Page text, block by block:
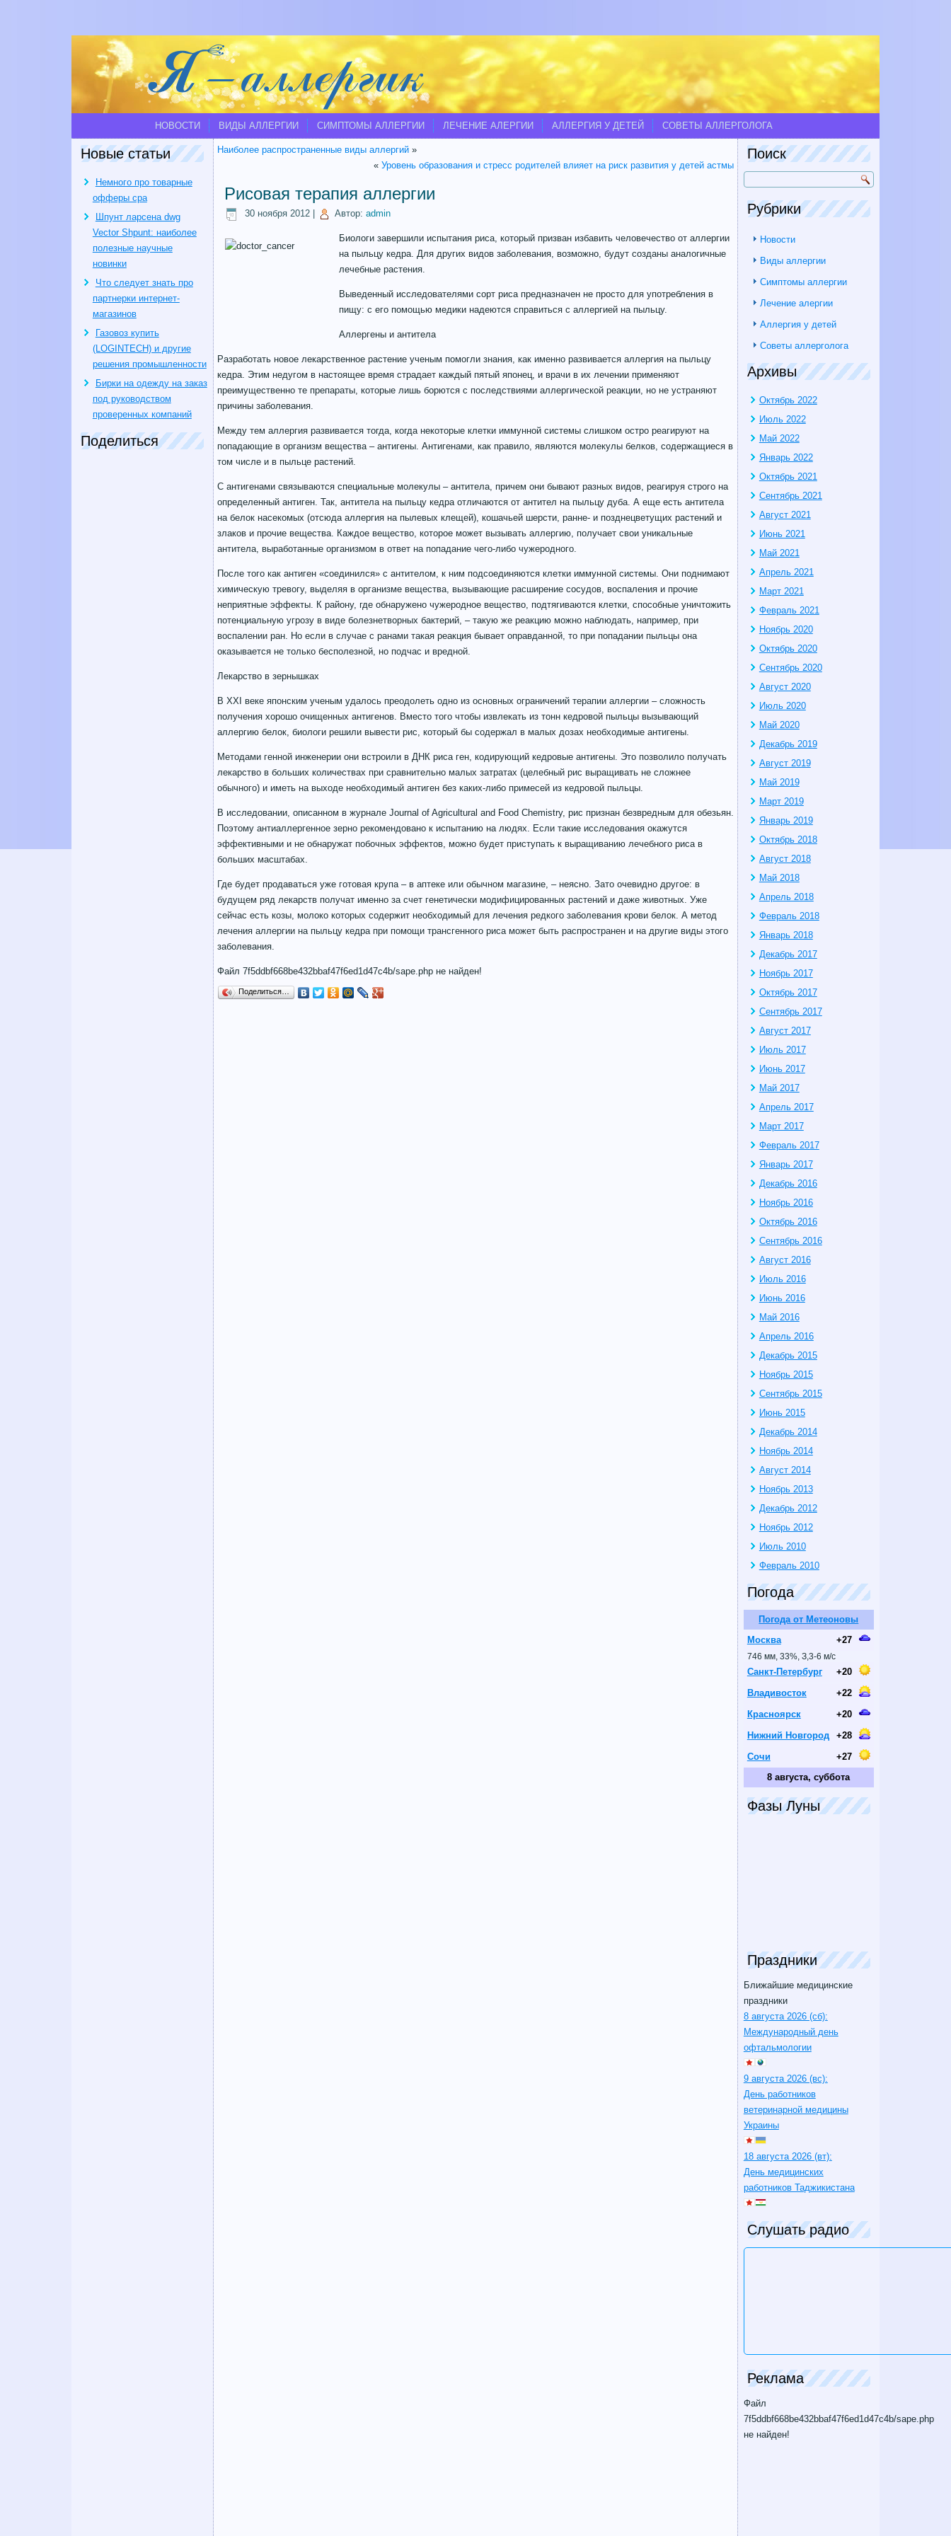
НОВОСТИ ВИДЫ АЛЛЕРГИИ СИМПТОМЫ АЛЛЕРГИИ ЛЕЧЕНИЕ АЛЕРГИИ АЛЛЕРГИЯ У ДЕТЕЙ СОВЕТЫ АЛЛЕРГОЛОГА
Новые статьи
Немного про товарные
офферы cpa
Шпунт ларсена dwg
Vector Shpunt: наиболее
полезные научные
новинки
Что следует знать про
партнерки интернет-
магазинов
Газовоз купить
(LOGINTECH) и другие
решения промышленности
Бирки на одежду на заказ
под руководством
проверенных компаний
Поделиться
Наиболее распространенные виды аллергий»
« Уровень образования и стресс родителей влияет на риск развития у детей астмы
Рисовая терапия аллергии
30 ноября 2012| Автор: admin
Биологи завершили испытания риса, который призван избавить человечество от аллергии
на пыльцу кедра. Для других видов заболевания, возможно, будут созданы аналогичные
лечебные растения.
Выведенный исследователями сорт риса предназначен не просто для употребления в
пищу: с его помощью медики надеются справиться с аллергией на пыльцу.
Аллергены и антитела
Разработать новое лекарственное растение ученым помогли знания, как именно развивается аллергия на пыльцу
кедра. Этим недугом в настоящее время страдает каждый пятый японец, и врачи в их лечении применяют
преимущественно те препараты, которые лишь борются с последствиями аллергической реакции, но не устраняют
причины заболевания.
Между тем аллергия развивается тогда, когда некоторые клетки иммунной системы слишком остро реагируют на
попадающие в организм вещества – антигены. Антигенами, как правило, являются молекулы белков, содержащиеся в
том числе и в пыльце растений.
С антигенами связываются специальные молекулы – антитела, причем они бывают разных видов, реагируя строго на
определенный антиген. Так, антитела на пыльцу кедра отличаются от антител на пыльцу дуба. А еще есть антитела
на белок насекомых (отсюда аллергия на пылевых клещей), кошачьей шерсти, ранне- и позднецветущих растений и
злаков и прочие вещества. Каждое вещество, которое может вызывать аллергию, получает свои уникальные
антитела, выработанные организмом в ответ на попадание чего-либо чужеродного.
После того как антиген «соединился» с антителом, к ним подсоединяются клетки иммунной системы. Они поднимают
химическую тревогу, выделяя в организме вещества, вызывающие расширение сосудов, воспаления и прочие
неприятные эффекты. К району, где обнаружено чужеродное вещество, подтягиваются клетки, способные уничтожить
потенциальную угрозу в виде болезнетворных бактерий, – такую же реакцию можно наблюдать, например, при
воспалении ран. Но если в случае с ранами такая реакция бывает оправданной, то при попадании пыльцы она
оказывается не только бесполезной, но подчас и вредной.
Лекарство в зернышках
В XXI веке японским ученым удалось преодолеть одно из основных ограничений терапии аллергии – сложность
получения хорошо очищенных антигенов. Вместо того чтобы извлекать из тонн кедровой пыльцы вызывающий
аллергию белок, биологи решили вывести рис, который бы содержал в малых дозах необходимые антигены.
Методами генной инженерии они встроили в ДНК риса ген, кодирующий кедровые антигены. Это позволило получать
лекарство в больших количествах при сравнительно малых затратах (целебный рис выращивать не сложнее
обычного) и иметь на выходе необходимый антиген без каких-либо примесей из кедровой пыльцы.
В исследовании, описанном в журнале Journal of Agricultural and Food Chemistry, рис признан безвредным для обезьян.
Поэтому антиаллергенное зерно рекомендовано к испытанию на людях. Если такие исследования окажутся
эффективными и не обнаружат побочных эффектов, можно будет приступать к выращиванию лечебного риса в
больших масштабах.
Где будет продаваться уже готовая крупа – в аптеке или обычном магазине, – неясно. Зато очевидно другое: в
будущем ряд лекарств получат именно за счет генетически модифицированных растений и даже животных. Уже
сейчас есть козы, молоко которых содержит необходимый для лечения редкого заболевания крови белок. А метод
лечения аллергии на пыльцу кедра при помощи трансгенного риса может быть распространен и на другие виды этого
заболевания.
Файл 7f5ddbf668be432bbaf47f6ed1d47c4b/sape.php не найден!
Поделиться…
Поиск
Рубрики
Новости
Виды аллергии
Симптомы аллергии
Лечение алергии
Аллергия у детей
Советы аллерголога
Архивы
Октябрь 2022
Июль 2022
Май 2022
Январь 2022
Октябрь 2021
Сентябрь 2021
Август 2021
Июнь 2021
Май 2021
Апрель 2021
Март 2021
Февраль 2021
Ноябрь 2020
Октябрь 2020
Сентябрь 2020
Август 2020
Июль 2020
Май 2020
Декабрь 2019
Август 2019
Май 2019
Март 2019
Январь 2019
Октябрь 2018
Август 2018
Май 2018
Апрель 2018
Февраль 2018
Январь 2018
Декабрь 2017
Ноябрь 2017
Октябрь 2017
Сентябрь 2017
Август 2017
Июль 2017
Июнь 2017
Май 2017
Апрель 2017
Март 2017
Февраль 2017
Январь 2017
Декабрь 2016
Ноябрь 2016
Октябрь 2016
Сентябрь 2016
Август 2016
Июль 2016
Июнь 2016
Май 2016
Апрель 2016
Декабрь 2015
Ноябрь 2015
Сентябрь 2015
Июнь 2015
Декабрь 2014
Ноябрь 2014
Август 2014
Ноябрь 2013
Декабрь 2012
Ноябрь 2012
Июль 2010
Февраль 2010
Погода
Погода от Метеоновы
Москва
+27
746 мм, 33%, З,3-6 м/с
Санкт-Петербург
+20
Владивосток
+22
Красноярск
+20
Нижний Новгород
+28
Сочи
+27
8 августа, суббота
Фазы Луны
Праздники
Ближайшие медицинские
праздники
8 августа 2026 (сб):
Международный день
офтальмологии
9 августа 2026 (вс):
День работников
ветеринарной медицины
Украины
18 августа 2026 (вт):
День медицинских
работников Таджикистана
Слушать радио
Реклама
Файл
7f5ddbf668be432bbaf47f6ed1d47c4b/sape.php
не найден!